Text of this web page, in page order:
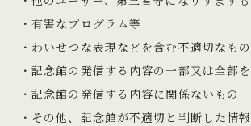
有害なプログラム等
わいせつな表現などを含む不適切なもの
記念館の発信する内容の一部又は全部
記念館の発信する内容に関係ないもの
その他、記念館が不適切と判断した情